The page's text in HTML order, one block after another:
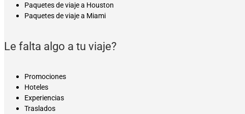
Paquetes de viaje a Houston
Paquetes de viaje a Miami
Le falta algo a tu viaje?
Promociones
Hoteles
Experiencias
Traslados